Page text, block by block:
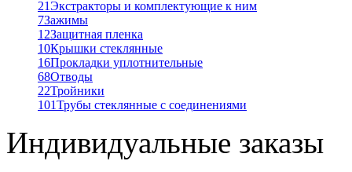
21Экстракторы и комплектующие к ним
7Зажимы
12Защитная пленка
10Крышки стеклянные
16Прокладки уплотнительные
68Отводы
22Тройники
101Трубы стеклянные с соединениями
Индивидуальные заказы